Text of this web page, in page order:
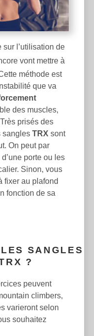
l’utilisation de
vont mettre à
méthode est
que va
des muscles,
prisés des
sangles TRX sont
On peut par
porte ou les
Sinon, vous
fixer au plafond
fonction de sa
SANGLES
?
peuvent
climbers,
varieront selon
souhaitez